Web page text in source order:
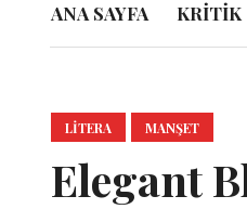
ANA SAYFA KRİTİK
LITERA MANŞET
Elegant